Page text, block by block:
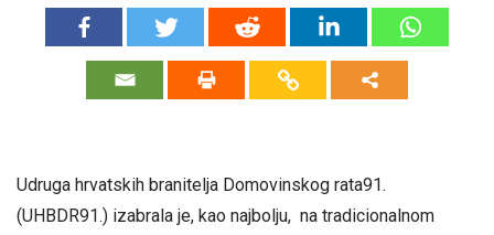
Udruga hrvatskih branitelja Domovinskog rata91.
(UHBDR91.) izabrala je, kao najbolju, na tradicionalnom